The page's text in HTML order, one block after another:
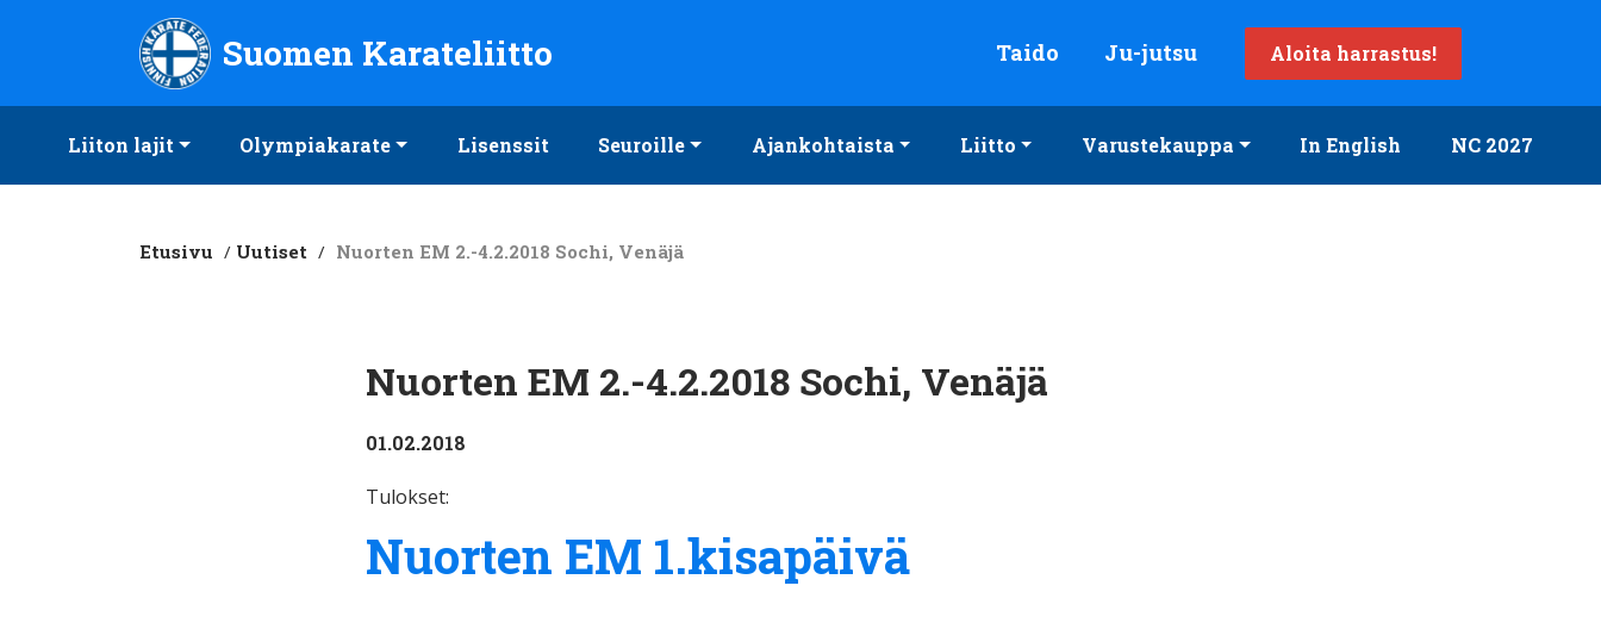
Suomen Karateliitto ry
Suomen Karateliitto Taido Ju-jutsu Aloita harrastus!
Liiton lajit Olympiakarate Lisenssit Seuroille Ajankohtaista Liitto Varustekauppa In English NC 2027
Etusivu / Uutiset / Nuorten EM 2.-4.2.2018 Sochi, Venäjä
Nuorten EM 2.-4.2.2018 Sochi, Venäjä
01.02.2018
Tulokset:
Nuorten EM 1.kisapäivä